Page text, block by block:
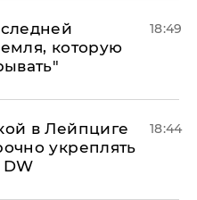
которую
18:49
в Лейпциге
укреплять
18:44